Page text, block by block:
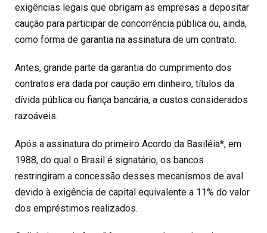
exigências legais que obrigam as empresas a depositar
caução para participar de concorrência pública ou, ainda,
como forma de garantia na assinatura de um contrato.
Antes, grande parte da garantia do cumprimento dos
contratos era dada por caução em dinheiro, títulos da
dívida pública ou fiança bancária, a custos considerados
razoáveis.
Após a assinatura do primeiro Acordo da Basiléia*, em
1988, do qual o Brasil é signatário, os bancos
restringiram a concessão desses mecanismos de aval
devido à exigência de capital equivalente a 11% do valor
dos empréstimos realizados.